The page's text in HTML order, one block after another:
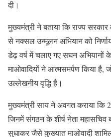
दी।
मुख्यमंत्री ने बताया कि राज्य
से नक्सल उन्मूलन अभियान को
डेढ़ वर्ष में चलाए गए सघन अभियानों
माओवादियों ने आत्मसमर्पण किया है,
उल्लेखनीय वृद्धि है।
मुख्यमंत्री साय ने अवगत कराया कि
जिनमें संगठन के शीर्ष नेता
सुधाकर जैसे कुख्यात माओवादी